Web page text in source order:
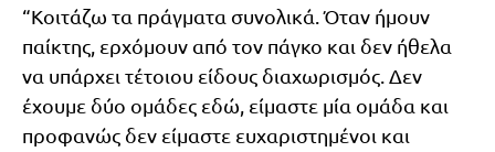
“Κοιτάζω τα πράγματα συνολικά. Όταν ήμουν
παίκτης, ερχόμουν από τον πάγκο και δεν ήθελα
να υπάρχει τέτοιου είδους διαχωρισμός. Δεν
έχουμε δύο ομάδες εδώ, είμαστε μία ομάδα και
προφανώς δεν είμαστε ευχαριστημένοι και